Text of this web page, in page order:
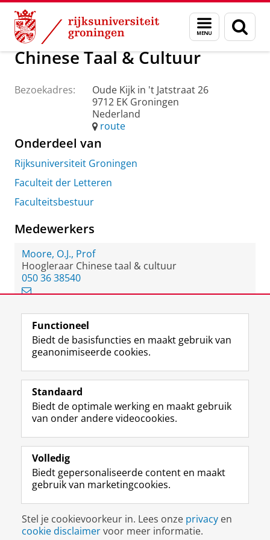
Skip
Content
Skip
Navigation
Menu
en
zoeken
Over ons Praktische zaken Waar vindt u ons
Chinese Taal & Cultuur
Bezoekadres:
Oude Kijk in 't Jatstraat 26
9712 EK Groningen
Nederland
route
Onderdeel van
Rijksuniversiteit Groningen
Faculteit der Letteren
Faculteitsbestuur
Medewerkers
Moore, O.J., Prof
Hoogleraar Chinese taal & cultuur
050 36 38540
View this page in:English
Volg de RUG
F
a
e
b
o
p
a
i
n
a
L
i
k
e
I
-
p
g
i
n
R
S
-
f
e
R
k
s
u
I
n
t
r
m
c
c
o
Y
o
T
e
k
a
a
Studiekiezers
Alumni
Over ons
Disclaimer & Copyright
Inloggen
Functioneel
Biedt de basisfuncties en maakt gebruik van
geanonimiseerde cookies.
Standaard
Biedt de optimale werking en maakt gebruik
van onder andere videocookies.
Volledig
Biedt gepersonaliseerde content en maakt
gebruik van marketingcookies.
Stel je cookievoorkeur in. Lees onze privacy en
cookie disclaimervoor meer informatie.